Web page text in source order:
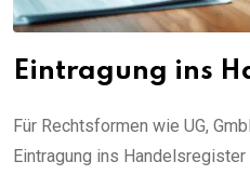
Eintragung ins
Für Rechtsformen wie UG,
Eintragung ins